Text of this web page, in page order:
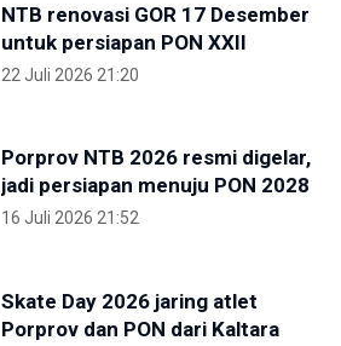
NTB renovasi GOR 17 Desember
untuk persiapan PON XXII
22 Juli 2026 21:20
Porprov NTB 2026 resmi digelar,
jadi persiapan menuju PON 2028
16 Juli 2026 21:52
Skate Day 2026 jaring atlet
Porprov dan PON dari Kaltara